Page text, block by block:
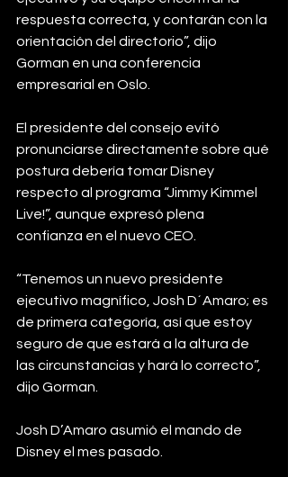
respuesta correcta, y ⁠contarán con la
orientación del directorio”, dijo
⁠Gorman en una conferencia
⁠empresarial en Oslo.
El presidente del consejo evitó
pronunciarse directamente sobre qué
postura debería tomar Disney
respecto al programa “Jimmy Kimmel
Live!”, aunque expresó plena
confianza en el nuevo CEO.
“Tenemos un nuevo presidente
ejecutivo magnífico, Josh D´Amaro; es
de primera categoría, así que estoy
seguro de que estará a la altura de
las circunstancias y hará lo correcto”,
dijo Gorman.
Josh D’Amaro asumió el mando de
Disney el mes pasado.